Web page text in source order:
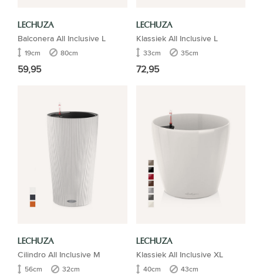
LECHUZA
Balconera All Inclusive L
19cm 80cm
59,95
LECHUZA
Klassiek All Inclusive L
33cm 35cm
72,95
LECHUZA
Cilindro All Inclusive M
56cm 32cm
LECHUZA
Klassiek All Inclusive XL
40cm 43cm